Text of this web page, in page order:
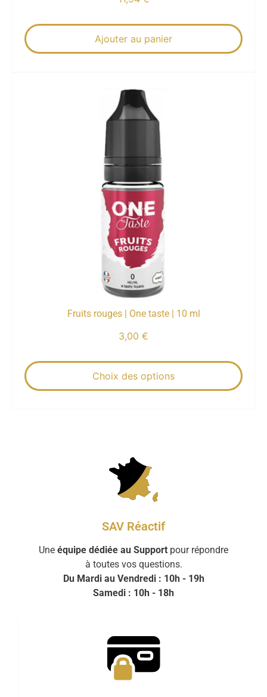
Ajouter au panier
Fruits rouges | One taste | 10 ml
3,00 €
Choix des options
SAV Réactif
Une équipe dédiée au Support pour répondre
à toutes vos questions.
Du Mardi au Vendredi : 10h - 19h
Samedi : 10h - 18h